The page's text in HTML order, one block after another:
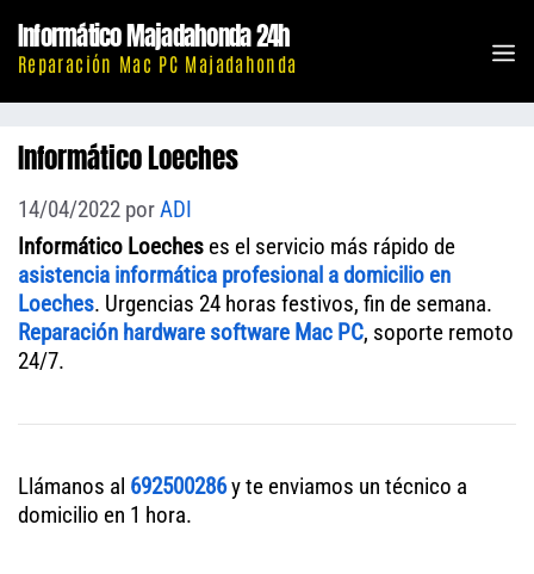
contenido
Informático Majadahonda 24h
Reparación Mac PC Majadahonda
Informático Loeches
14/04/2022 porADI
Informático Loeches es el servicio más rápido de
asistencia informática profesional a domicilio en
Loeches. Urgencias 24 horas festivos, fin de semana.
Reparación hardware software Mac PC, soporte remoto
24/7.
Llámanos al 692500286y te enviamos un técnico a
domicilio en 1 hora.